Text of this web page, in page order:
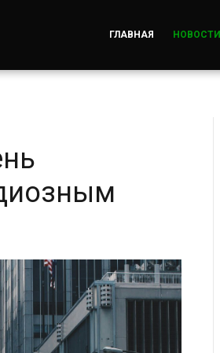
ГЛАВНАЯ НОВОСТИ